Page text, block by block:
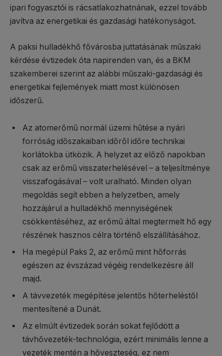
ipari fogyasztói is rácsatlakozhatnának, ezzel tovább
javítva az energetikai és gazdasági hatékonyságot.
A paksi hulladékhő fővárosba juttatásának műszaki
kérdése évtizedek óta napirenden van, és a BKM
szakemberei szerint az alábbi műszaki-gazdasági és
energetikai fejlemények miatt most különösen
időszerű.
Az atomerőmű normál üzemi hűtése a nyári
forróság időszakaiban időről időre technikai
korlátokba ütközik. A helyzet az előző napokban
csak az erőmű visszaterhelésével – a teljesítménye
visszafogásával – volt uralható. Minden olyan
megoldás segít ebben a helyzetben, amely
hozzájárul a hulladékhő mennyiségének
csökkentéséhez, az erőmű által megtermelt hő egy
részének hasznos célra történő elszállításához.
Ha megépül Paks 2, az erőmű mint hőforrás
egészen az évszázad végéig rendelkezésre áll
majd.
A távvezeték megépítése jelentős hőterheléstől
mentesítené a Dunát.
Az elmúlt évtizedek során sokat fejlődött a
távhővezeték-technológia, ezért minimális lenne a
vezeték mentén a hőveszteség, ez nem